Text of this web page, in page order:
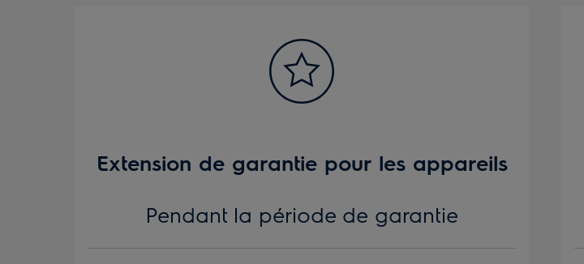
Extension de garantie pour les appareils
Pendant la période de garantie